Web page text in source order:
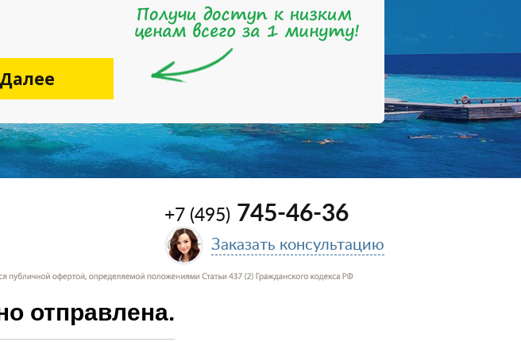
Далее
+7 (495) 745-46-36
Заказать консультацию
отправлена.